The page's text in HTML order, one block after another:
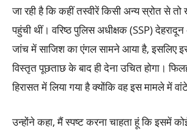
जा रही है कि कहीं तस्वीरें किसी अन्य स्रोत से
पहुंची थीं। वरिष्ठ पुलिस अधीक्षक (SSP)
जांच में साजिश का एंगल सामने आया है, इसलिए
विस्तृत पूछताछ के बाद ही देना उचित होगा।
हिरासत में लिया गया है क्योंकि वह इस मामले में
उन्होंने कहा, मैं स्पष्ट करना चाहता हूं कि इसमें